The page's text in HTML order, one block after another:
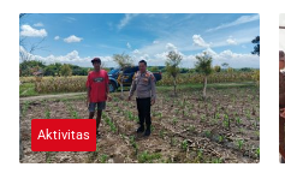
Aktivitas